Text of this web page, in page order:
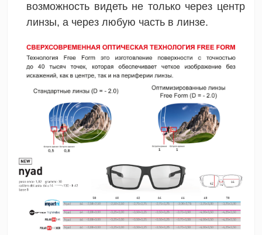
возможность видеть не только через центр
линзы, а через любую часть в линзе.